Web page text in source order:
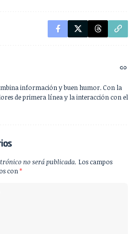
información y buen humor. Con la
de primera línea y la interacción con el
no será publicada. Los campos
con*